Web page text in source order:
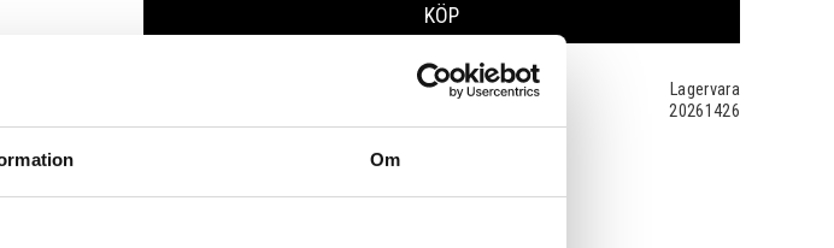
Om
KÖP
Lagervara
20261426